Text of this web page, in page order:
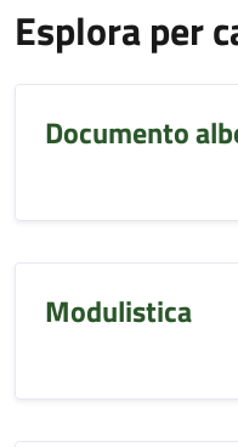
Esplora per
Documento
Modulistica